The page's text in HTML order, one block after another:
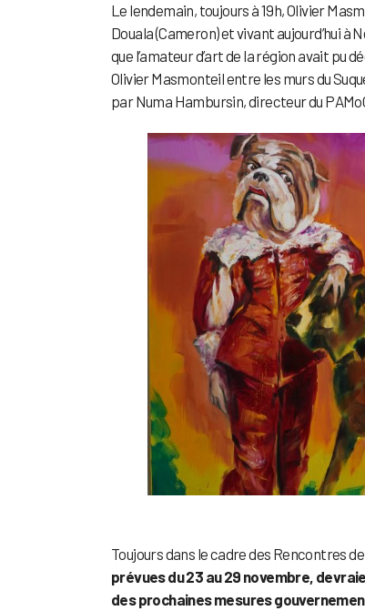
Le lendemain, toujours à 19h, Olivier
Douala (Cameron) et vivant aujourd’hui
que l’amateur d’art de la région avait pu
Olivier Masmonteil entre les murs du
par Numa Hambursin, directeur du
Toujours dans le cadre des Rencontres
prévues du 23 au 29 novembre,
des prochaines mesures